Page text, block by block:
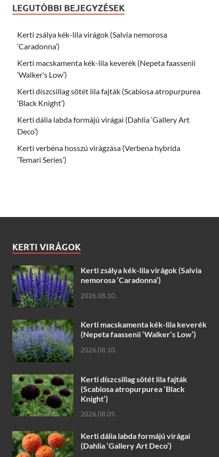
LEGUTÓBBI BEJEGYZÉSEK
Kerti zsálya kék-lila virágok (Salvia nemorosa
‘Caradonna’)
Kerti macskamenta kék-lila keverék (Nepeta faassenii
‘Walker’s Low’)
Kerti díszcsillag sötét lila fajták (Scabiosa atropurpurea
‘Black Knight’)
Kerti dália labda formájú virágai (Dahlia ‘Gallery Art
Deco’)
Kerti verbéna hosszú virágzása (Verbena hybrida
‘Temari Series’)
KERTI VIRÁGOK
Kerti zsálya kék-lila virágok (Salvia
nemorosa ‘Caradonna’)
2026.08.10.
Kerti macskamenta kék-lila keverék
(Nepeta faassenii ‘Walker’s Low’)
2026.08.10.
Kerti díszcsillag sötét lila fajták
(Scabiosa atropurpurea ‘Black
Knight’)
2026.08.09.
Kerti dália labda formájú virágai
(Dahlia ‘Gallery Art Deco’)